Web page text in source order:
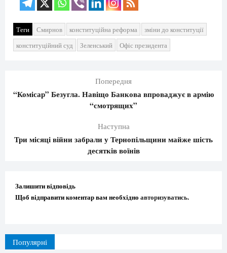
Теги Смирнов конституційна реформа
зміни до конституції
конституційний суд
Зеленський Офіс президента
Попередня
“Комісар” Безугла. Навіщо Банкова впроваджує в армію
“смотрящих”
Наступна
Три місяці війни забрали у Тернопільщини майже шість
десятків воїнів
Залишити відповідь
Щоб відправити коментар вам необхідно авторизуватись.
Популярні